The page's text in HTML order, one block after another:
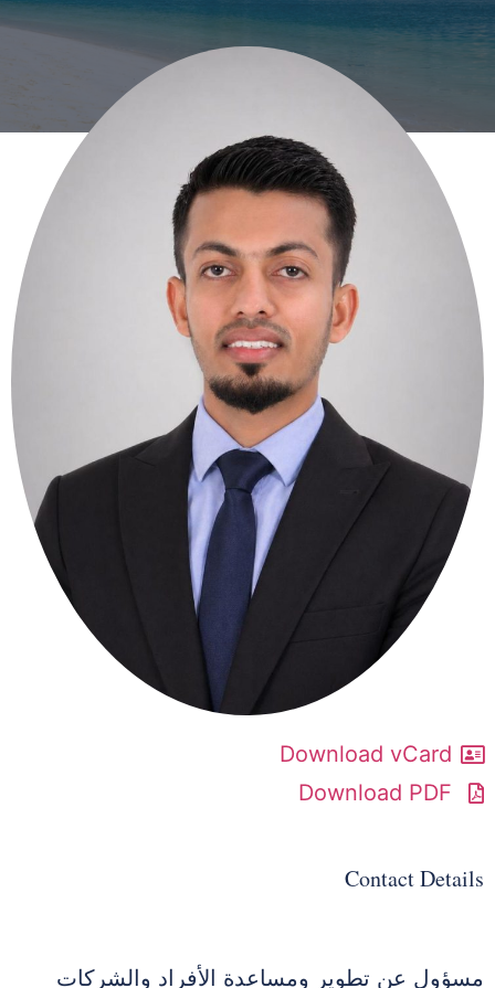
Download vCard
Download PDF
Contact Details
مسؤول عن تطوير ومساعدة الأفراد والشركات